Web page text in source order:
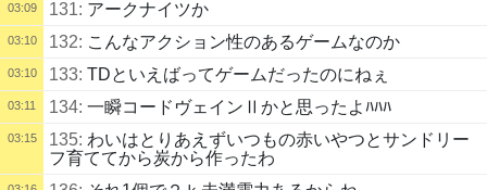
03:09 131: アークナイツか
03:10 132: こんなアクション性のあるゲームなのか
03:10 133: TDといえばってゲームだったのにねぇ
03:11 134: 一瞬コードヴェインⅡかと思ったよﾊﾊﾊ
03:15 135: わいはとりあえずいつもの赤いやつとサンドリー
フ育ててから炭から作ったわ